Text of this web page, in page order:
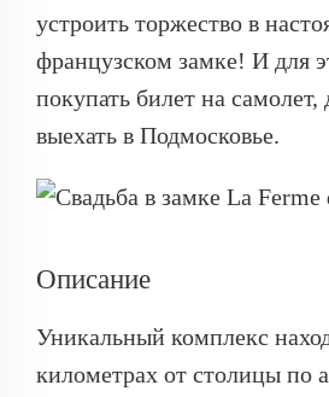
устроить торжество в
французском замке! И для
покупать билет на самолет,
выехать в Подмосковье.
Описание
Уникальный комплекс
километрах от столицы по